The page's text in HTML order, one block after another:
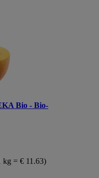
Bio - Bio-
kg = € 11.63)